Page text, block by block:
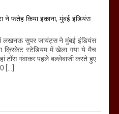
फतेह किया इकाना, मुंबई इंडियंस
लखनऊ सुपर जायंट्स ने मुंबई इंडियंस
क्रिकेट स्टेडियम में खेला गया ये मैच
टॉस गंवाकर पहले बल्लेबाजी करते हुए
[…]